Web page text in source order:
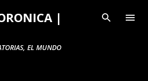
al contenido principal
|
EL MUNDO